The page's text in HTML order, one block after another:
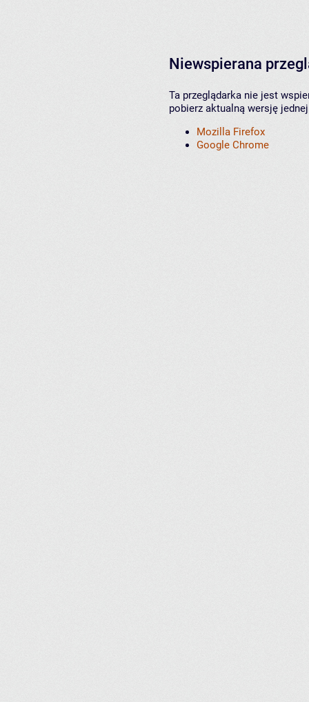
Niewspierana
Ta przeglądarka nie jest
pobierz aktualną wersję
Mozilla Firefox
Google Chrome